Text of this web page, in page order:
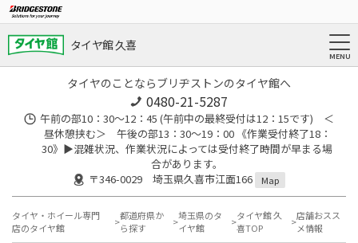
タイヤ館 久喜
タイヤのことならブリヂストンのタイヤ館へ
0480-21-5287
午前の部10：30～12：45 (午前中の最終受付は12：15です) ＜
昼休憩挟む＞ 午後の部13：30～19：00 《作業受付終了18：
30》▶︎混雑状況、作業状況によっては受付終了時間が早まる場
合があります。
〒346-0029 埼玉県久喜市江面166
Map
タイヤ・ホイール専門
店のタイヤ館
都道府県か
ら探す
埼玉県のタ
イヤ館
タイヤ館 久
喜TOP
店舗おスス
メ情報